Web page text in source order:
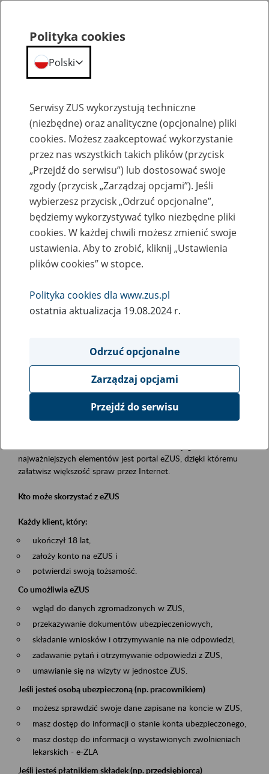
Szkolenia
Zaproś ZUS do siebie - zakładanie profili
eZUS w siedzibie Twojej firmy
Rodzaj wydarzenia
Szkolenia
Obszar merytoryczny
obsługa klientów
Opis wydarzenia
Platforma Usług Elektronicznych eZUS
najważniejszych elementów jest portal eZUS, dzięki któremu
załatwisz większość spraw przez Internet.
Kto może skorzystać z eZUS
Każdy klient, który:
ukończył 18 lat,
założy konto na eZUS i
potwierdzi swoją tożsamość.
Co umożliwia eZUS
wgląd do danych zgromadzonych w ZUS,
przekazywanie dokumentów ubezpieczeniowych,
składanie wniosków i otrzymywanie na nie odpowiedzi,
zadawanie pytań i otrzymywanie odpowiedzi z ZUS,
umawianie się na wizyty w jednostce ZUS.
Jeśli jesteś osobą ubezpieczoną (np. pracownikiem)
możesz sprawdzić swoje dane zapisane na koncie w ZUS,
masz dostęp do informacji o stanie konta ubezpieczonego,
masz dostęp do informacji o wystawionych zwolnieniach
lekarskich - e-ZLA
Jeśli jesteś płatnikiem składek (np. przedsiębiorcą)
Polityka cookies
Polski
Serwisy ZUS wykorzystują techniczne
(niezbędne) oraz analityczne (opcjonalne) pliki
cookies. Możesz zaakceptować wykorzystanie
przez nas wszystkich takich plików (przycisk
„Przejdź do serwisu”) lub dostosować swoje
zgody (przycisk „Zarządzaj opcjami”). Jeśli
wybierzesz przycisk „Odrzuć opcjonalne”,
będziemy wykorzystywać tylko niezbędne pliki
cookies. W każdej chwili możesz zmienić swoje
ustawienia. Aby to zrobić, kliknij „Ustawienia
plików cookies” w stopce.
Polityka cookies dla www.zus.pl
ostatnia aktualizacja 19.08.2024 r.
Odrzuć opcjonalne
Zarządzaj opcjami
Przejdź do serwisu